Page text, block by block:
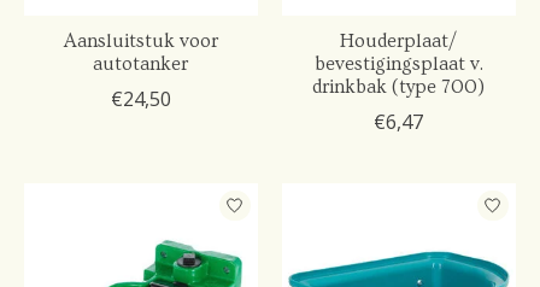
Aansluitstuk voor
autotanker
€24,50
Houderplaat/
bevestigingsplaat v.
drinkbak (type 700)
€6,47